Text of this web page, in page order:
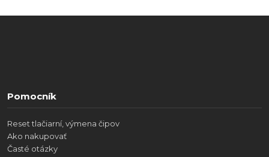
Pomocník
Reset tlačiarní, výmena čipov
Ako nakupovať
Časté otázky